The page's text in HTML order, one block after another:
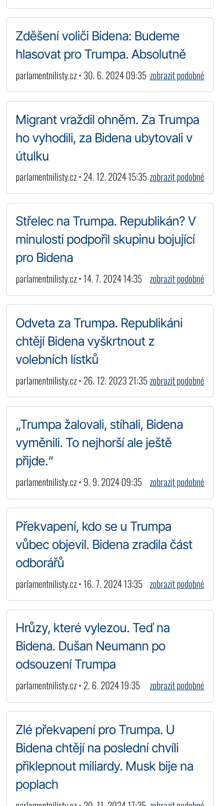
Zděšení voliči Bidena: Budeme
hlasovat pro Trumpa. Absolutně
parlamentnilisty.cz • 30. 6. 2024 09:35 zobrazit podobné
Migrant vraždil ohněm. Za Trumpa
ho vyhodili, za Bidena ubytovali v
útulku
parlamentnilisty.cz • 24. 12. 2024 15:35 zobrazit podobné
Střelec na Trumpa. Republikán? V
minulosti podpořil skupinu bojující
pro Bidena
parlamentnilisty.cz • 14. 7. 2024 14:35 zobrazit podobné
Odveta za Trumpa. Republikáni
chtějí Bidena vyškrtnout z
volebních lístků
parlamentnilisty.cz • 26. 12. 2023 21:35zobrazit podobné
„Trumpa žalovali, stíhali, Bidena
vyměnili. To nejhorší ale ještě
přijde.“
parlamentnilisty.cz • 9. 9. 2024 09:35 zobrazit podobné
Překvapení, kdo se u Trumpa
vůbec objevil. Bidena zradila část
odborářů
parlamentnilisty.cz • 16. 7. 2024 13:35 zobrazit podobné
Hrůzy, které vylezou. Teď na
Bidena. Dušan Neumann po
odsouzení Trumpa
parlamentnilisty.cz • 2. 6. 2024 19:35 zobrazit podobné
Zlé překvapení pro Trumpa. U
Bidena chtějí na poslední chvíli
přiklepnout miliardy. Musk bije na
poplach